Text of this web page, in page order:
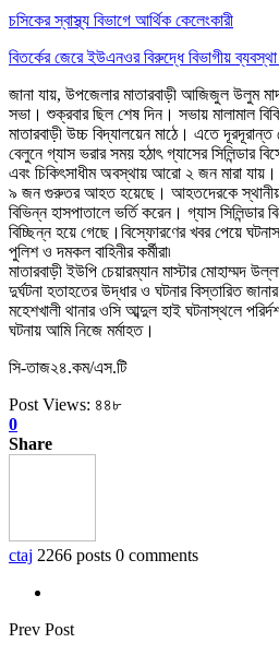
চসিকের স্বাস্থ্য বিভাগে আর্থিক কেলেংকারী
বিতর্কের জেরে ইউএনওর বিরুদ্ধে বিভাগীয় ব্যবস্থা
জানা যায়, উপজেলার মাতারবাড়ী আজিজুল উলুম
সভা। শুক্রবার ছিল শেষ দিন। সভায় মালামাল
মাতারবাড়ী উচ্চ বিদ্যালয়েন মাঠে। এতে
বেলুনে গ্যাস ভরার সময় হঠাৎ গ্যাসের
এবং চিকিৎসাধীম অবস্থায় আরো ২ জন মারা
৯ জন গুরুতর আহত হয়েছে। আহতদেরকে
বিভিন্ন হাসপাতালে ভর্তি করেন। গ্যাস
বিচ্ছিন্ন হয়ে গেছে।বিস্ফোরণের খবর পেয়ে
পুলিশ ও দমকল বাহিনীর কর্মীরা৷
মাতারবাড়ী ইউপি চেয়ারম্যান মাস্টার মোহাম্মদ
দুর্ঘটনা হতাহতের উদ্ধার ও ঘটনার বিস্তারিত
মহেশখালী থানার ওসি আব্দুল হাই ঘটনাস্থলে
ঘটনায় আমি নিজে মর্মাহত।
সি-তাজ২৪.কম/এস.টি
Post Views: ৪৪৮
0
Share
ctaj 2266 posts 0 comments
Prev Post